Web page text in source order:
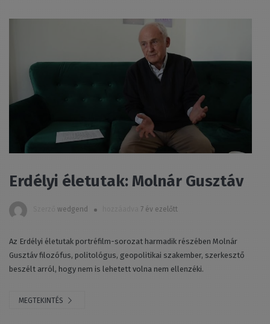
Erdélyi életutak: Molnár Gusztáv
wedgend 7 év ezelőtt
Az Erdélyi életutak portréfilm-sorozat harmadik részében Molnár
Gusztáv filozófus, politológus, geopolitikai szakember, szerkesztő
beszélt arról, hogy nem is lehetett volna nem ellenzéki.
MEGTEKINTÉS